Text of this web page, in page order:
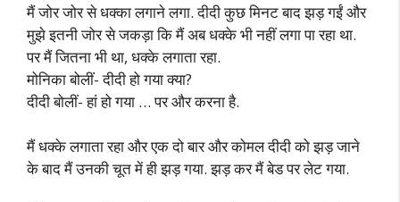
मैं जोर जोर से धक्का लगाने लगा. दीदी कुछ मिनट बाद झड़ गईं और
मुझे इतनी जोर से जकड़ा कि मैं अब धक्के भी नहीं लगा पा रहा था.
पर मैं जितना भी था, धक्के लगाता रहा.
मोनिका बोलीं- दीदी हो गया क्या?
दीदी बोलीं- हां हो गया … पर और करना है.
मैं धक्के लगाता रहा और एक दो बार और कोमल दीदी को झड़ जाने
के बाद मैं उनकी चूत में ही झड़ गया. झड़ कर मैं बेड पर लेट गया.